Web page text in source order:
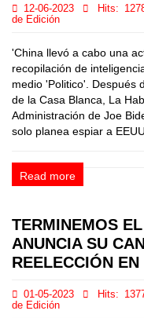
12-06-2023 Hits:
de Edición
'China llevó a cabo una
recopilación de
medio 'Politico'. Después
de la Casa Blanca, La
Administración de Joe
solo planea espiar a
Read more
TERMINEMOS
ANUNCIA SU
REELECCIÓN EN
01-05-2023 Hits:
de Edición